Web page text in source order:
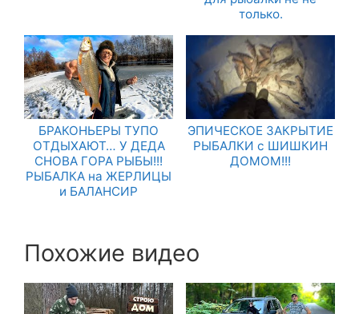
только.
БРАКОНЬЕРЫ ТУПО
ОТДЫХАЮТ… У ДЕДА
СНОВА ГОРА РЫБЫ!!!
РЫБАЛКА на ЖЕРЛИЦЫ
и БАЛАНСИР
ЭПИЧЕСКОЕ ЗАКРЫТИЕ
РЫБАЛКИ с ШИШКИН
ДОМОМ!!!
Похожие видео